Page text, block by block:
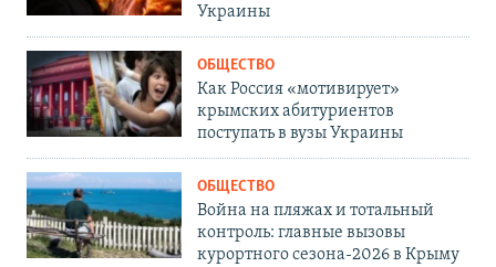
Украины
ОБЩЕСТВО
Как Россия «мотивирует»
крымских абитуриентов
поступать в вузы Украины
ОБЩЕСТВО
Война на пляжах и тотальный
контроль: главные вызовы
курортного сезона-2026 в Крыму